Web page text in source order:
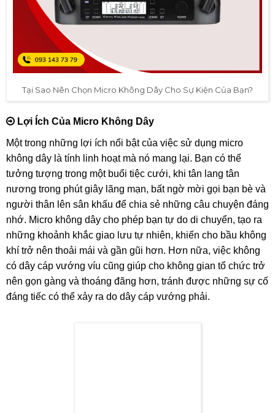
Tại Sao Nên Chọn Micro Không Dây Cho Sự Kiện Của Bạn?
Lợi Ích Của Micro Không Dây
Một trong những lợi ích nổi bật của việc sử dụng micro
không dây là tính linh hoạt mà nó mang lại. Bạn có thể
tưởng tượng trong một buổi tiệc cưới, khi tân lang tân
nương trong phút giây lãng mạn, bất ngờ mời gọi bạn bè và
người thân lên sân khấu để chia sẻ những câu chuyện đáng
nhớ. Micro không dây cho phép bạn tự do di chuyển, tạo ra
những khoảnh khắc giao lưu tự nhiên, khiến cho bầu không
khí trở nên thoải mái và gần gũi hơn. Hơn nữa, việc không
có dây cáp vướng víu cũng giúp cho không gian tổ chức trở
nên gọn gàng và thoáng đãng hơn, tránh được những sự cố
đáng tiếc có thể xảy ra do dây cáp vướng phải.